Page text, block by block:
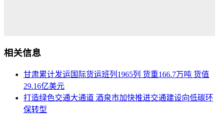
相关信息
甘肃累计发运国际货运班列1965列 货重166.7万吨 货值
29.16亿美元
打造绿色交通大通道 酒泉市加快推进交通建设向低碳环
保转型